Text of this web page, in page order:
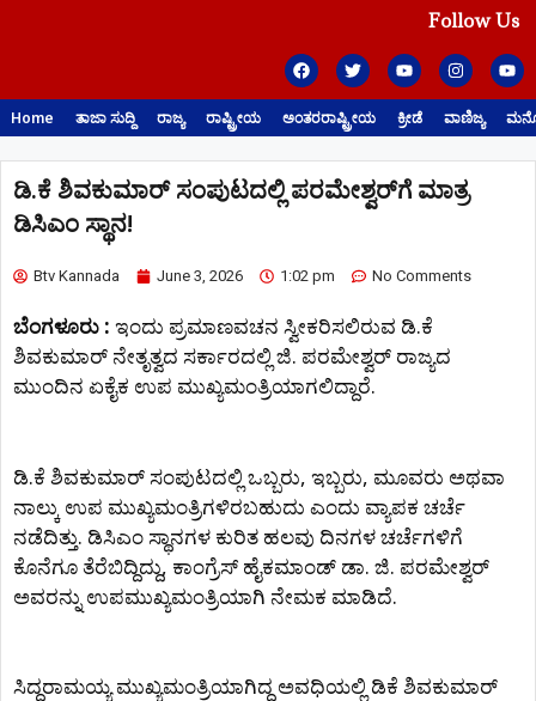
Follow Us
Home ತಾಜಾ ಸುದ್ದಿ ರಾಜ್ಯ ರಾಷ್ಟ್ರೀಯ ಅಂತರರಾಷ್ಟ್ರೀಯ ಕ್ರೀಡೆ ವಾಣಿಜ್ಯ
ಡಿ.ಕೆ ಶಿವಕುಮಾರ್ ಸಂಪುಟದಲ್ಲಿ ಪರಮೇಶ್ವರ್​ಗೆ ಮಾತ್ರ
ಡಿಸಿಎಂ ಸ್ಥಾನ!
Btv Kannada June 3, 2026 1:02 pm No Comments
ಬೆಂಗಳೂರು : ಇಂದು ಪ್ರಮಾಣವಚನ ಸ್ವೀಕರಿಸಲಿರುವ ಡಿ.ಕೆ
ಶಿವಕುಮಾರ್ ನೇತೃತ್ವದ ಸರ್ಕಾರದಲ್ಲಿ ಜಿ. ಪರಮೇಶ್ವರ್ ರಾಜ್ಯದ
ಮುಂದಿನ ಏಕೈಕ ಉಪ ಮುಖ್ಯಮಂತ್ರಿಯಾಗಲಿದ್ದಾರೆ.
ಡಿ.ಕೆ ಶಿವಕುಮಾರ್ ಸಂಪುಟದಲ್ಲಿ ಒಬ್ಬರು, ಇಬ್ಬರು, ಮೂವರು ಅಥವಾ
ನಾಲ್ಕು ಉಪ ಮುಖ್ಯಮಂತ್ರಿಗಳಿರಬಹುದು ಎಂದು ವ್ಯಾಪಕ ಚರ್ಚೆ
ನಡೆದಿತ್ತು. ಡಿಸಿಎಂ ಸ್ಥಾನಗಳ ಕುರಿತ ಹಲವು ದಿನಗಳ ಚರ್ಚೆಗಳಿಗೆ
ಕೊನೆಗೂ ತೆರೆಬಿದ್ದಿದ್ದು, ಕಾಂಗ್ರೆಸ್ ಹೈಕಮಾಂಡ್‌ ಡಾ. ಜಿ. ಪರಮೇಶ್ವರ್
ಅವರನ್ನು ಉಪಮುಖ್ಯಮಂತ್ರಿಯಾಗಿ ನೇಮಕ ಮಾಡಿದೆ.
ಸಿದ್ದರಾಮಯ್ಯ ಮುಖ್ಯಮಂತ್ರಿಯಾಗಿದ್ದ ಅವಧಿಯಲ್ಲಿ ಡಿಕೆ ಶಿವಕುಮಾರ್